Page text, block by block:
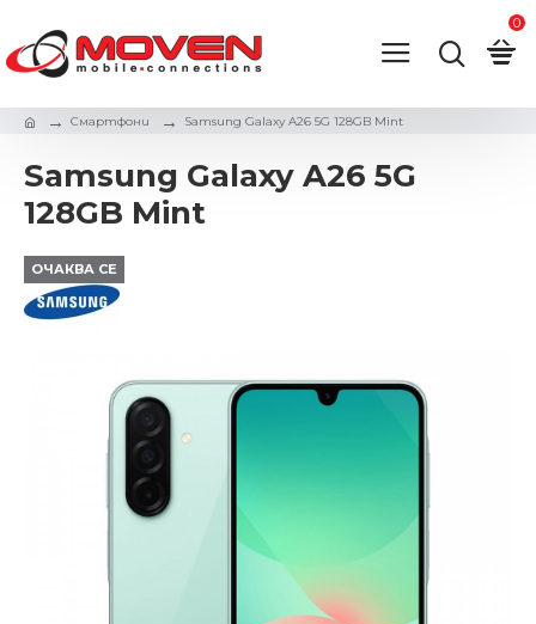
0
Смартфони Samsung Galaxy A26 5G 128GB Mint
Samsung Galaxy A26 5G
128GB Mint
ОЧАКВА СЕ